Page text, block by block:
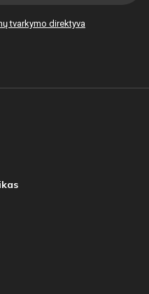
tvarkymo direktyva